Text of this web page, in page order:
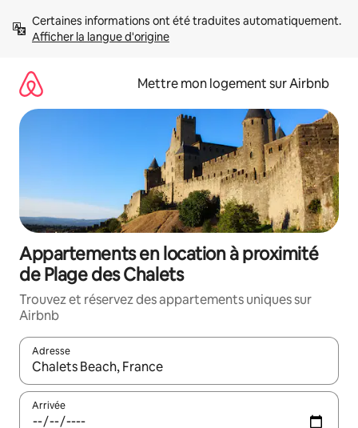
directement
Afficher la langue d'origine
Mettre mon logement sur Airbnb
Appartements en location à proximité
de Plage des Chalets
Trouvez et réservez des appartements uniques sur
Airbnb
Adresse
Lorsque les résultats s'affichent, utilisez les flèches vers le
Arrivée